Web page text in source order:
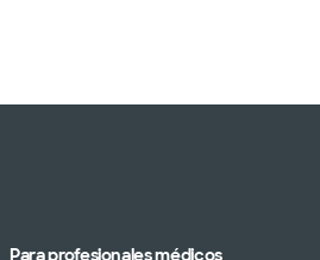
Para profesionales médicos